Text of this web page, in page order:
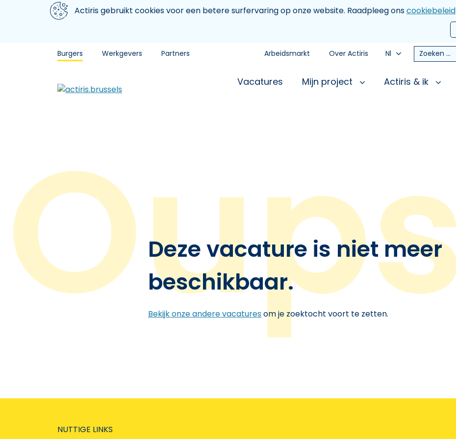
Aller au contenu principal
We gebruiken cookiesActiris gebruikt cookies voor een betere surfervaring op onze website. Raadpleeg onscookiebeleid
Burgers Werkgevers Partners Arbeidsmarkt Over Actiris Nl Zoeken
Vacatures Mijn project Actiris & ik
Deze vacature is niet meer
beschikbaar.
Bekijk onze andere vacaturesom je zoektocht voort te zetten.
NUTTIGE LINKS